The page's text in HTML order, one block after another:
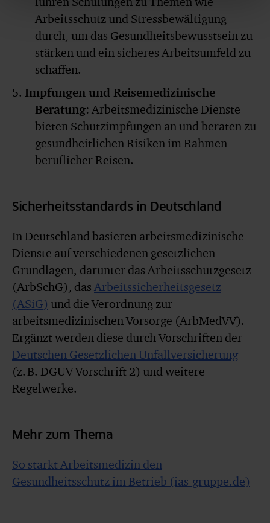
Arbeitsschutz und Stressbewältigung
durch, um das Gesundheitsbewusstsein zu
stärken und ein sicheres Arbeitsumfeld zu
schaffen.
Impfungen und Reisemedizinische
Beratung: Arbeitsmedizinische Dienste
bieten Schutzimpfungen an und beraten zu
gesundheitlichen Risiken im Rahmen
beruflicher Reisen.
Sicherheitsstandards in Deutschland
In Deutschland basieren arbeitsmedizinische
Dienste auf verschiedenen gesetzlichen
Grundlagen, darunter das Arbeitsschutzgesetz
(ArbSchG), das Arbeitssicherheitsgesetz
(ASiG) und die Verordnung zur
arbeitsmedizinischen Vorsorge (ArbMedVV).
Ergänzt werden diese durch Vorschriften der
Deutschen Gesetzlichen Unfallversicherung
(z. B. DGUV Vorschrift 2) und weitere
Regelwerke.
Mehr zum Thema
So stärkt Arbeitsmedizin den
Gesundheitsschutz im Betrieb (ias-gruppe.de)